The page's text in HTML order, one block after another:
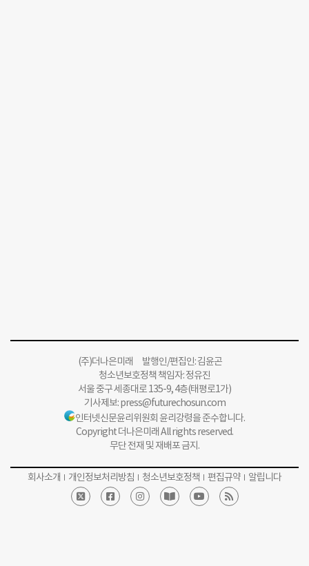
(주)더나은미래 발행인/편집인: 김윤곤
청소년보호정책 책임자: 정유진
서울 중구 세종대로 135-9, 4층(태평로1가)
기사제보:press@futurechosun.com
인터넷신문윤리위원회 윤리강령을 준수합니다.
Copyright 더나은미래 All rights reserved.
무단 전재 및 재배포 금지.
회사소개 개인정보처리방침 청소년보호정책 편집규약 알립니다